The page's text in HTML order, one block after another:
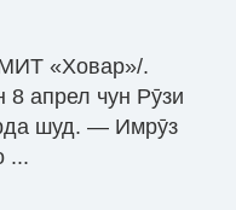
«Ховар»/.
8 апрел чун Рӯзи
шуд. — Имрӯз
...